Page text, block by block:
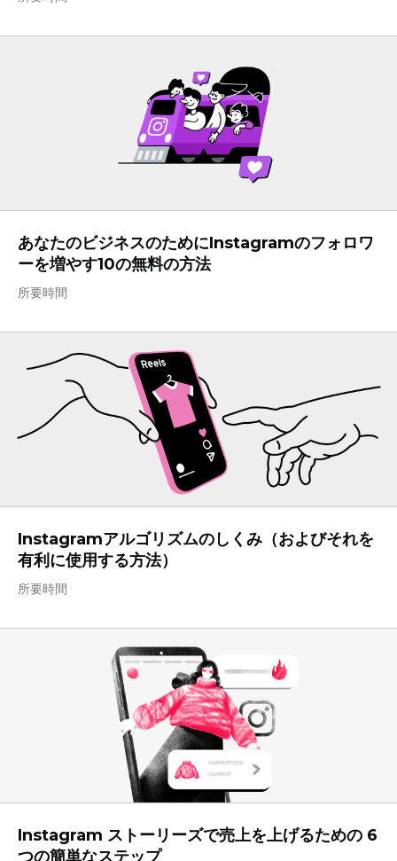
あなたのビジネスのためにInstagramのフォロワ
ーを増やす10の無料の方法
所要時間
Instagramアルゴリズムのしくみ（およびそれを
有利に使用する方法）
所要時間
Instagram ストーリーズで売上を上げるための 6
つの簡単なステップ